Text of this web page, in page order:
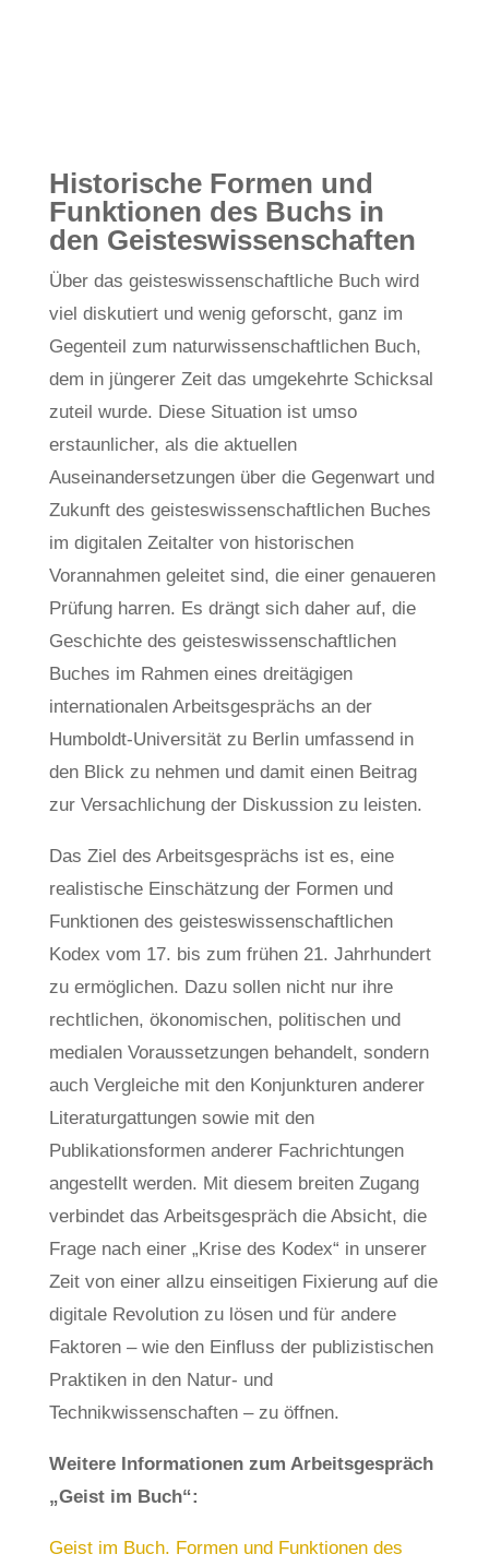
Historische Formen und
Funktionen des Buchs in
den Geisteswissenschaften
Über das geisteswissenschaftliche Buch wird
viel diskutiert und wenig geforscht, ganz im
Gegenteil zum naturwissenschaftlichen Buch,
dem in jüngerer Zeit das umgekehrte Schicksal
zuteil wurde. Diese Situation ist umso
erstaunlicher, als die aktuellen
Auseinandersetzungen über die Gegenwart und
Zukunft des geisteswissenschaftlichen Buches
im digitalen Zeitalter von historischen
Vorannahmen geleitet sind, die einer genaueren
Prüfung harren. Es drängt sich daher auf, die
Geschichte des geisteswissenschaftlichen
Buches im Rahmen eines dreitägigen
internationalen Arbeitsgesprächs an der
Humboldt-Universität zu Berlin umfassend in
den Blick zu nehmen und damit einen Beitrag
zur Versachlichung der Diskussion zu leisten.
Das Ziel des Arbeitsgesprächs ist es, eine
realistische Einschätzung der Formen und
Funktionen des geisteswissenschaftlichen
Kodex vom 17. bis zum frühen 21. Jahrhundert
zu ermöglichen. Dazu sollen nicht nur ihre
rechtlichen, ökonomischen, politischen und
medialen Voraussetzungen behandelt, sondern
auch Vergleiche mit den Konjunkturen anderer
Literaturgattungen sowie mit den
Publikationsformen anderer Fachrichtungen
angestellt werden. Mit diesem breiten Zugang
verbindet das Arbeitsgespräch die Absicht, die
Frage nach einer „Krise des Kodex“ in unserer
Zeit von einer allzu einseitigen Fixierung auf die
digitale Revolution zu lösen und für andere
Faktoren – wie den Einfluss der publizistischen
Praktiken in den Natur- und
Technikwissenschaften – zu öffnen.
Weitere Informationen zum Arbeitsgespräch
„Geist im Buch“:
Geist im Buch. Formen und Funktionen des